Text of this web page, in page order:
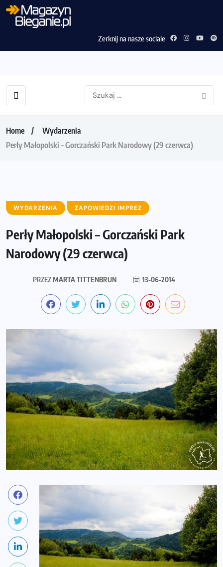
Zerknij na nasze sociale
Home
Wydarzenia
Perły Małopolski – Gorczański Park Narodowy (29 czerwca)
WYDARZENIA ZAPOWIEDZI IMPREZ
Perły Małopolski – Gorczański Park
Narodowy (29 czerwca)
PRZEZMARTA TITTENBRUN 13-06-2014